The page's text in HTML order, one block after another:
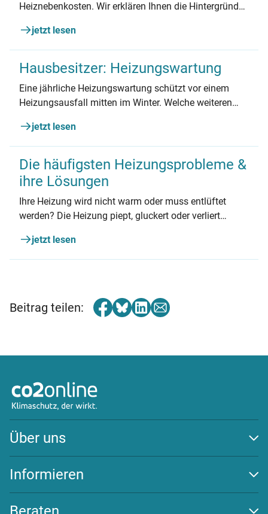
Heiznebenkosten. Wir erklären Ihnen die Hintergründe
jetzt lesen
Hausbesitzer: Heizungswartung
Eine jährliche Heizungswartung schützt vor einem
Heizungsausfall mitten im Winter. Welche weiteren
und wie viel sie kostet, erfahren Sie hier.
jetzt lesen
Die häufigsten Heizungsprobleme &
ihre Lösungen
Ihre Heizung wird nicht warm oder muss entlüftet
werden? Die Heizung piept, gluckert oder verliert
Heizungsprobleme selber lösen.
jetzt lesen
Beitrag teilen:
Über uns
Auszeichnungen
Team
Transparenz
Wirksamkeit
Informieren
Klima schützen
Energiewende